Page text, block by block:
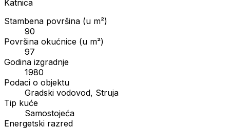
Katnica
Stambena površina (u m²)
90
Površina okućnice (u m²)
97
Godina izgradnje
1980
Podaci o objektu
Gradski vodovod, Struja
Tip kuće
Samostojeća
Energetski razred